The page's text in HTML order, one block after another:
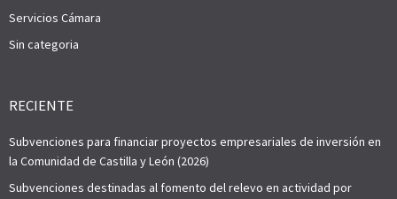
Servicios Cámara
Sin categoria
RECIENTE
Subvenciones para financiar proyectos empresariales de inversión en
la Comunidad de Castilla y León (2026)
Subvenciones destinadas al fomento del relevo en actividad por